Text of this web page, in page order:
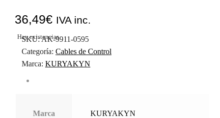
36,49€ IVA inc.
Hay existencias
SKU:AK-9911-0595
Categoría: Cables de Control
Marca: KURYAKYN
Marca KURYAKYN